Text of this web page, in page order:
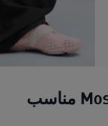
حذاء رياضي Mostro OG Prime مناسب